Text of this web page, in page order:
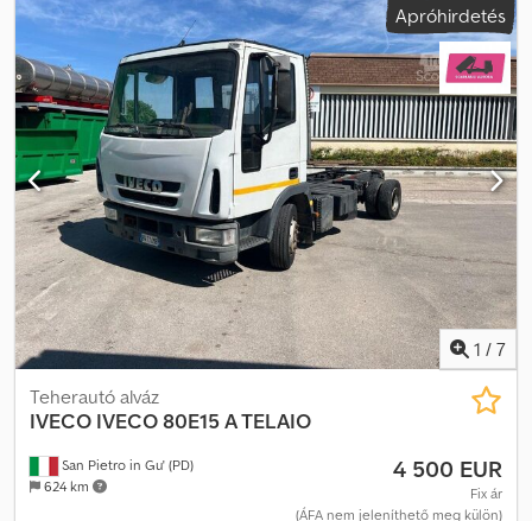
Actros 2646 !!!!! ALVAZ – CSAK ALVAZ !!!!! Futott táv: km 6x4 !!!! EPS –
3 pedál !!!! Felfüggesztés: rugó – légrugó elöl, acélrugó hátul
Klímaberendezés Szállítás lehetséges... A kikötőbe történő
szállítás is megoldható...
Hamburg/Antwerpen/Rotterdam/Bremerhaven Djdpfxszqx A Nj Ag
Nock ---- Látogasson el weboldalunkra:
német/angol/szerb/horvát/bosnyák/bolgár..... Goran német/angol/
…?/…?..... Roman Szívesen segítünk a finanszírozásban vagy
lízingben. EU-s értékesítés: nettó ár, a cégdokumentumok és az
adószám bemutatása után. ÁFA letét: 2000 € Szolgáltatásaink: -
vámmatricák - export dokumentumok és EUR1 tanúsítvány -
világméretű szállítás - szálláslehetőség - transzfer München
repülőtérre vagy Passau vasútállomásra
Apróhirdetés
1 / 7
San Pietro in Gu' (PD)
624 km
Teherautó alváz
IVECO IVECO 80E15 A TELAIO
4 500 EUR
Fix ár
(ÁFA nem jeleníthető meg külön)